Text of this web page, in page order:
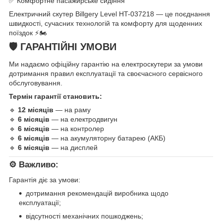
Електричний скутер Billgery Level HT-037218 — це поєднання
швидкості, сучасних технологій та комфорту для щоденних
поїздок ⚡🏍️
🛡️ ГАРАНТІЙНІ УМОВИ
Ми надаємо офіційну гарантію на електроскутери за умови
дотримання правил експлуатації та своєчасного сервісного
обслуговування.
Термін гарантії становить:
🔹 12 місяців — на раму
🔹 6 місяців — на електродвигун
🔹 6 місяців — на контролер
🔹 6 місяців — на акумуляторну батарею (АКБ)
🔹 6 місяців — на дисплей
⚙️ Важливо:
Гарантія діє за умови:
дотримання рекомендацій виробника щодо
експлуатації;
відсутності механічних пошкоджень;